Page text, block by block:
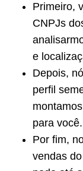
Primeiro,
CNPJs
e
Depois,
perfil
para você.
Por fim,
vendas